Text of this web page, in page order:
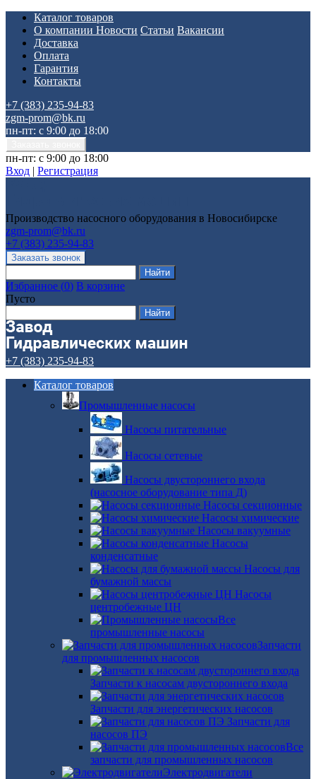
Каталог товаров
О компании Новости Статьи Вакансии
Доставка
Оплата
Гарантия
Контакты
+7 (383) 235-94-83
zgm-prom@bk.ru
пн-пт: с 9:00 до 18:00
пн-пт: с 9:00 до 18:00
Вход | Регистрация
Производство насосного оборудования в Новосибирске
zgm-prom@bk.ru
+7 (383) 235-94-83
Избранное (0) В корзине
Пусто
+7 (383) 235-94-83
Каталог товаров
Промышленные насосы
Насосы питательные
Насосы сетевые
Насосы двустороннего входа
(насосное оборудование типа Д)
Насосы секционные
Насосы химические
Насосы вакуумные
Насосы
конденсатные
Насосы для
бумажной массы
Насосы
центробежные ЦН
Все
промышленные насосы
Запчасти
для промышленных насосов
Запчасти к насосам двустороннего входа
Запчасти для энергетических насосов
Запчасти для
насосов ПЭ
Все
запчасти для промышленных насосов
Электродвигатели